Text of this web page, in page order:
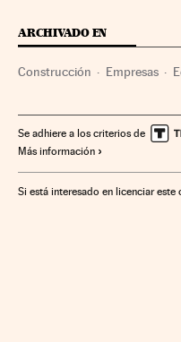
ARCHIVADO EN
Construcción Empresas
Se adhiere a los criterios de
Más información
Si está interesado en licenciar